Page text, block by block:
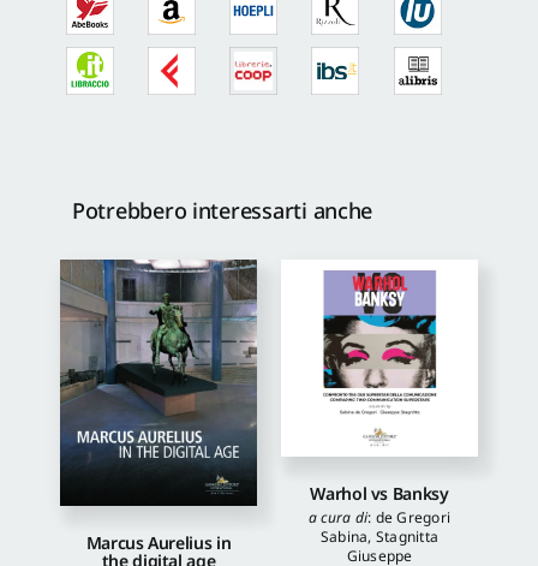
Potrebbero interessarti anche
Marcus Aurelius in
the digital age
Warhol vs Banksy
a cura di: de Gregori
Sabina, Stagnitta
Giuseppe